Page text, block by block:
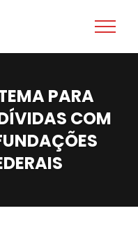
PARA
COM